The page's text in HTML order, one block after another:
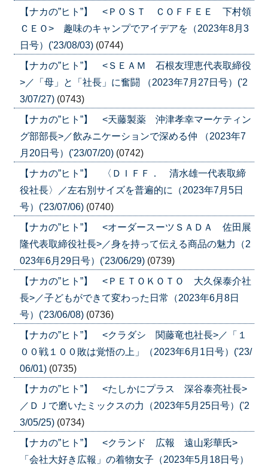
【ナカの”ヒト”】 <ＰＯＳＴ ＣＯＦＦＥＥ 下村領
ＣＥＯ> 趣味のキャンプでアイデアを（2023年8月3
日号）('23/08/03) (0744)
【ナカの”ヒト”】 <ＳＥＡＭ 石根友理恵代表取締役
>／「母」と「社長」に奮闘 （2023年7月27日号）('2
3/07/27) (0743)
【ナカの”ヒト”】 <天藤製薬 沖津孝幸マーケティン
グ部部長>／飲みニケーションで深める仲 （2023年7
月20日号）('23/07/20) (0742)
【ナカの”ヒト”】 〈ＤＩＦＦ． 清水雄一代表取締
役社長〉／左右別サイズを普遍的に（2023年7月5日
号）('23/07/06) (0740)
【ナカの”ヒト”】 <オーダースーツＳＡＤＡ 佐田展
隆代表取締役社長>／身を持って伝える商品の魅力（2
023年6月29日号）('23/06/29) (0739)
【ナカの”ヒト”】 <ＰＥＴＯＫＯＴＯ 大久保泰介社
長>／子どもができて変わった日常（2023年6月8日
号）('23/06/08) (0736)
【ナカの”ヒト”】 <クラダシ 関藤竜也社長>／「１
００戦１００敗は覚悟の上」（2023年6月1日号）('23/
06/01) (0735)
【ナカの”ヒト”】 <たしかにプラス 深谷泰亮社長>
／ＤＪで磨いたミックスの力（2023年5月25日号）('2
3/05/25) (0734)
【ナカの”ヒト”】 <クランド 広報 遠山彩華氏>
「会社大好き広報」の着物女子（2023年5月18日号）